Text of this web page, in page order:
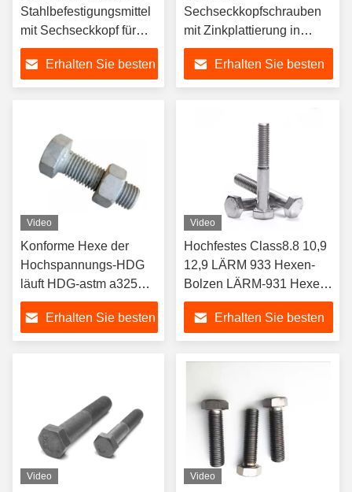
Stahlbefestigungsmittel
mit Sechseckkopf für
verschiedene
Anwendungen
Erhalten Sie besten
Sechseckkopfschrauben
mit Zinkplattierung in
Beutelpackung
Erhalten Sie besten
Video
Konforme Hexe der
Hochspannungs-HDG
läuft HDG-astm a325
des schweren hohen
Zugbolzen Hexen-
Bolzens weg
Erhalten Sie besten
Video
Hochfestes Class8.8 10,9
12,9 LÄRM 933 Hexen-
Bolzen LÄRM-931 Hexen-
Kopf-Kappen-Bolzen
Erhalten Sie besten
Video Video